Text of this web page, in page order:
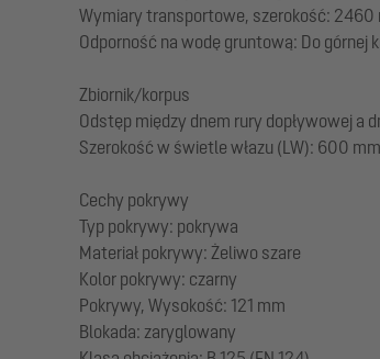
Wymiary transportowe, szerokość: 2460
Odporność na wodę gruntową: Do
Zbiornik/korpus
Odstęp między dnem rury dopływowej a
Szerokość w świetle włazu (LW): 600 mm
Cechy pokrywy
Typ pokrywy: pokrywa
Materiał pokrywy: Żeliwo szare
Kolor pokrywy: czarny
Pokrywy, Wysokość: 121 mm
Blokada: zaryglowany